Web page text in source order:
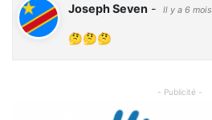
Joseph Seven - Il y a 6 mois
🤔🤔🤔
- Publicité -